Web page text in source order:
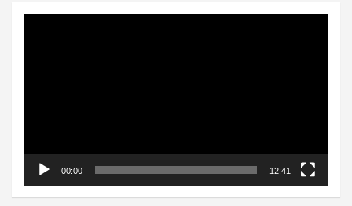
00:00 12:41